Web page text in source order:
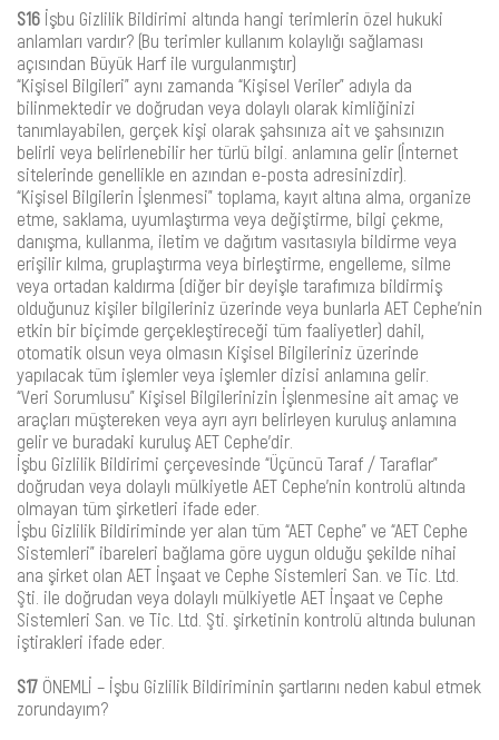
S16 İşbu Gizlilik Bildirimi altında hangi terimlerin özel hukuki
anlamları vardır? (Bu terimler kullanım kolaylığı sağlaması
açısından Büyük Harf ile vurgulanmıştır)
“Kişisel Bilgileri” aynı zamanda “Kişisel Veriler” adıyla da
bilinmektedir ve doğrudan veya dolaylı olarak kimliğinizi
tanımlayabilen, gerçek kişi olarak şahsınıza ait ve şahsınızın
belirli veya belirlenebilir her türlü bilgi. anlamına gelir (İnternet
sitelerinde genellikle en azından e-posta adresinizdir).
“Kişisel Bilgilerin İşlenmesi” toplama, kayıt altına alma, organize
etme, saklama, uyumlaştırma veya değiştirme, bilgi çekme,
danışma, kullanma, iletim ve dağıtım vasıtasıyla bildirme veya
erişilir kılma, gruplaştırma veya birleştirme, engelleme, silme
veya ortadan kaldırma (diğer bir deyişle tarafımıza bildirmiş
olduğunuz kişiler bilgileriniz üzerinde veya bunlarla AET Cephe’nin
etkin bir biçimde gerçekleştireceği tüm faaliyetler) dahil,
otomatik olsun veya olmasın Kişisel Bilgileriniz üzerinde
yapılacak tüm işlemler veya işlemler dizisi anlamına gelir.
“Veri Sorumlusu” Kişisel Bilgilerinizin İşlenmesine ait amaç ve
araçları müştereken veya ayrı ayrı belirleyen kuruluş anlamına
gelir ve buradaki kuruluş AET Cephe’dir.
İşbu Gizlilik Bildirimi çerçevesinde “Üçüncü Taraf / Taraflar”
doğrudan veya dolaylı mülkiyetle AET Cephe’nin kontrolü altında
olmayan tüm şirketleri ifade eder.
İşbu Gizlilik Bildiriminde yer alan tüm “AET Cephe” ve “AET Cephe
Sistemleri” ibareleri bağlama göre uygun olduğu şekilde nihai
ana şirket olan AET İnşaat ve Cephe Sistemleri San. ve Tic. Ltd.
Şti. ile doğrudan veya dolaylı mülkiyetle AET İnşaat ve Cephe
Sistemleri San. ve Tic. Ltd. Şti. şirketinin kontrolü altında bulunan
iştirakleri ifade eder.
S17 ÖNEMLİ – İşbu Gizlilik Bildiriminin şartlarını neden kabul etmek
zorundayım?